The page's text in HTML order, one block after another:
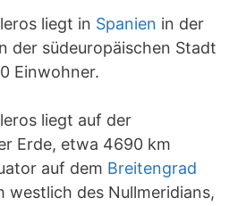
liegt in Spanien in der
der südeuropäischen Stadt
Einwohner.
liegt auf der
Erde, etwa 4690 km
auf dem Breitengrad
westlich des Nullmeridians,